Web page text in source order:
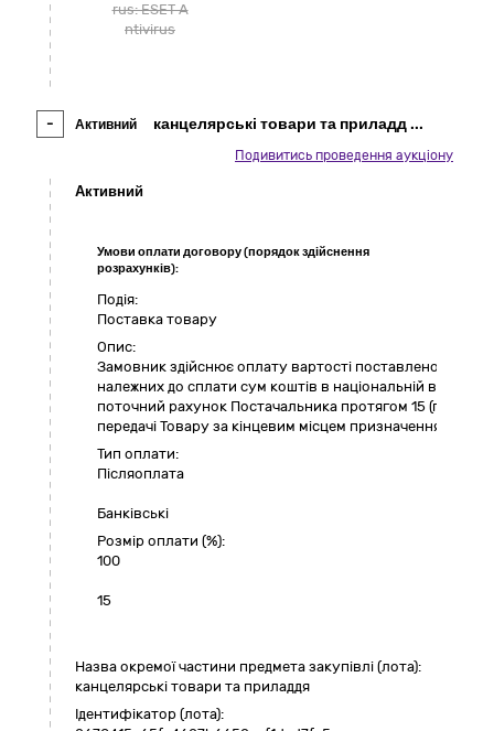
rus: ESET A
ntivirus
- Активний канцелярські товари та приладд...
Подивитись проведення аукціону
Активний
Умови оплати договору (порядок здійснення
розрахунків):
Подія:
Поставка товару
Опис:
Замовник здійснює оплату вартості поставленого
належних до сплати сум коштів в національній валюті
поточний рахунок Постачальника протягом 15
передачі Товару за кінцевим місцем призначення та на
Тип оплати:
Пiсляоплата
Банківські
Розмір оплати (%):
100
15
Назва окремої частини предмета закупівлі (лота):
канцелярські товари та приладдя
Ідентифікатор (лота):